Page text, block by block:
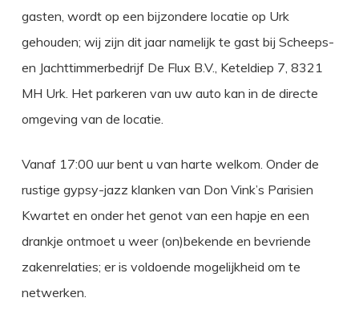
gasten, wordt op een bijzondere locatie op Urk
gehouden; wij zijn dit jaar namelijk te gast bij Scheeps-
en Jachttimmerbedrijf De Flux B.V., Keteldiep 7, 8321
MH Urk. Het parkeren van uw auto kan in de directe
omgeving van de locatie.
Vanaf 17:00 uur bent u van harte welkom. Onder de
rustige gypsy-jazz klanken van Don Vink’s Parisien
Kwartet en onder het genot van een hapje en een
drankje ontmoet u weer (on)bekende en bevriende
zakenrelaties; er is voldoende mogelijkheid om te
netwerken.